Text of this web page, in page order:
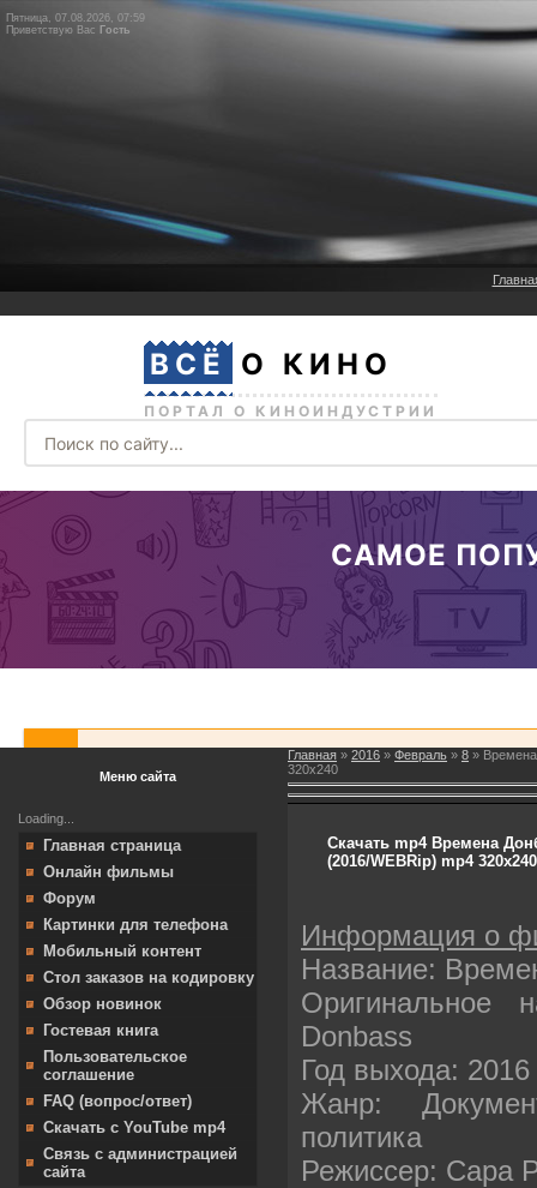
Пятница, 07.08.2026, 07:59
Приветствую Вас Гость
Меню сайта
Loading...
Главная страница
Онлайн фильмы
Форум
Картинки для телефона
Мобильный контент
Стол заказов на кодировку
Обзор новинок
Гостевая книга
Пользовательское
соглашение
FAQ (вопрос/ответ)
Скачать с YouTube mp4
Связь с администрацией
сайта
Главная » 2016 » Февраль » 8 »
320х240
Скачать mp4 Времена
(2016/WEBRip) mp4 320х240
Информация о
Название:
Оригинальное
Donbass
Год выхода: 2016
Жанр:
политика
Режиссер: Сара